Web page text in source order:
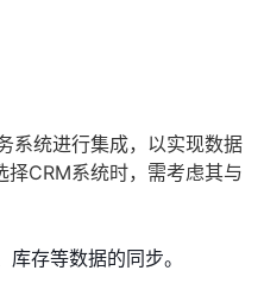
系统进行集成，以实现数据
CRM系统时，需考虑其与
存等数据的同步。